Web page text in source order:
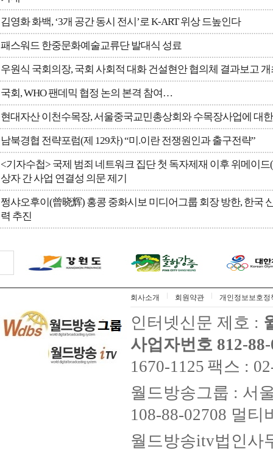
김영화 화백, ‘3개 공간 동시 전시’로 K-ART 위상 드높인다
패스워드 한중문화예술교류단 발대식 성료
우원식 국회의장, 국회 사회적 대화 건설현안 협의체 결과보고 개
국회, WHO 팬데믹 협정 논의 본격 참여…
현대자산 이천수목장, 서울중국교민총상회와 수목장사업에 대
남북경협 전략포럼(제 129차) “미.이란 전쟁원인과 출구전략”
<기자수첩> 국제 범죄 네트워크 집단 첫 독자제재 이후 위메이드
상자 간 사업 연결성 의문 제기
쩡샤오후이(曾晓辉) 홍콩 중화시보 미디어그룹 회장 방한, 한국
력 추진
회사소개 회원약관 개인정보보호정
인터넷신문 제호 :
사업자번호 812-
1670-1125 팩스 :
월드방송그룹 : 서
108-88-02708 멀
월드방송itv법인사